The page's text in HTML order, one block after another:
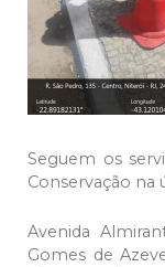
Seguem os
Conservação na
Avenida
Gomes de